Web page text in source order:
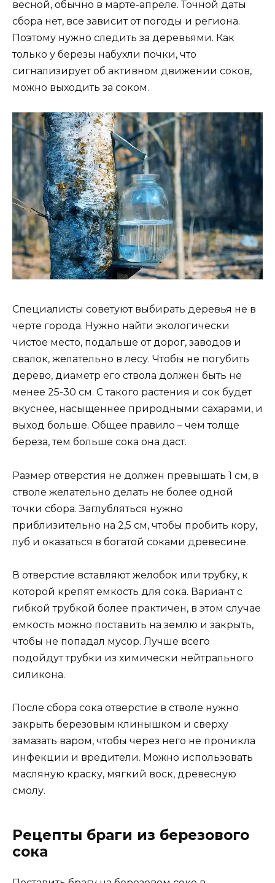
весной, обычно в марте-апреле. Точной даты
сбора нет, все зависит от погоды и региона.
Поэтому нужно следить за деревьями. Как
только у березы набухли почки, что
сигнализирует об активном движении соков,
можно выходить за соком.
Специалисты советуют выбирать деревья не в
черте города. Нужно найти экологически
чистое место, подальше от дорог, заводов и
свалок, желательно в лесу. Чтобы не погубить
дерево, диаметр его ствола должен быть не
менее 25-30 см. С такого растения и сок будет
вкуснее, насыщеннее природными сахарами, и
выход больше. Общее правило – чем толще
береза, тем больше сока она даст.
Размер отверстия не должен превышать 1 см, в
стволе желательно делать не более одной
точки сбора. Заглубляться нужно
приблизительно на 2,5 см, чтобы пробить кору,
луб и оказаться в богатой соками древесине.
В отверстие вставляют желобок или трубку, к
которой крепят емкость для сока. Вариант с
гибкой трубкой более практичен, в этом случае
емкость можно поставить на землю и закрыть,
чтобы не попадал мусор. Лучше всего
подойдут трубки из химически нейтрального
силикона.
После сбора сока отверстие в стволе нужно
закрыть березовым клинышком и сверху
замазать варом, чтобы через него не проникла
инфекции и вредители. Можно использовать
масляную краску, мягкий воск, древесную
смолу.
Рецепты браги из березового
сока